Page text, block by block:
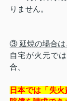
りません。
③ 延焼の場合は
自宅が火元では
合、
日本では「失